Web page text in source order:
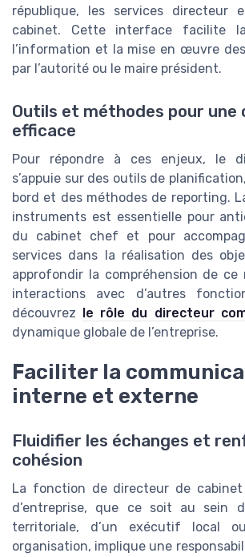
république, les services directeur
cabinet. Cette interface facilite
l’information et la mise en œuvre
par l’autorité ou le maire président.
Outils et méthodes pour une
efficace
Pour répondre à ces enjeux, le
s’appuie sur des outils de
bord et des méthodes de reporting.
instruments est essentielle pour
du cabinet chef et pour
services dans la réalisation des
approfondir la compréhension de
interactions avec d’autres
découvrez le rôle du directeur
dynamique globale de l’entreprise.
Faciliter la
interne et externe
Fluidifier les échanges et
cohésion
La fonction de directeur de
d’entreprise, que ce soit au sein
territoriale, d’un exécutif local
organisation, implique une